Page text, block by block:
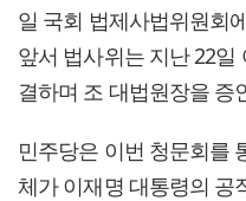
일 국회 법제사법위원회
앞서 법사위는 지난 22일
결하며 조 대법원장을 증
민주당은 이번 청문회를
체가 이재명 대통령의 공